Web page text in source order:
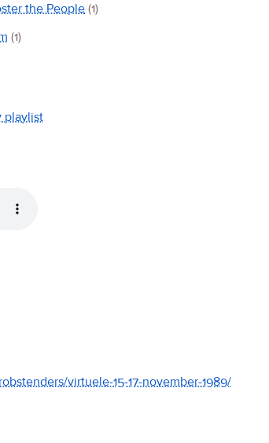
the People (1)
(1)
playlist
virtuele-15-17-november-1989/